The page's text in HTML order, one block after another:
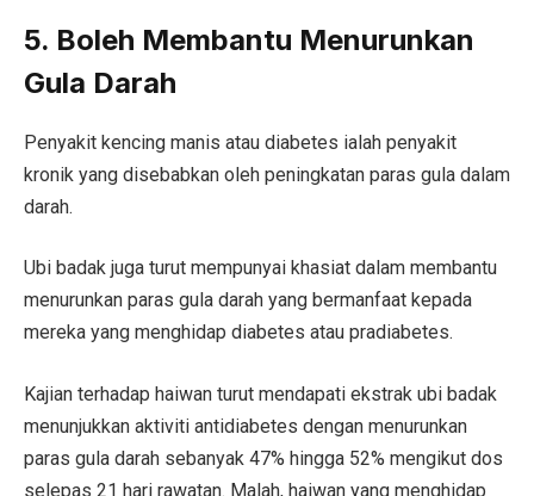
5. Boleh Membantu Menurunkan
Gula Darah
Penyakit kencing manis atau diabetes ialah penyakit
kronik yang disebabkan oleh peningkatan paras gula dalam
darah.
Ubi badak juga turut mempunyai khasiat dalam membantu
menurunkan paras gula darah yang bermanfaat kepada
mereka yang menghidap diabetes atau pradiabetes.
Kajian terhadap haiwan turut mendapati ekstrak ubi badak
menunjukkan aktiviti antidiabetes dengan menurunkan
paras gula darah sebanyak 47% hingga 52% mengikut dos
selepas 21 hari rawatan. Malah, haiwan yang menghidap